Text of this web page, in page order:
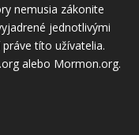
nemusia zákonite
jednotlivými
títo užívatelia.
alebo Mormon.org.